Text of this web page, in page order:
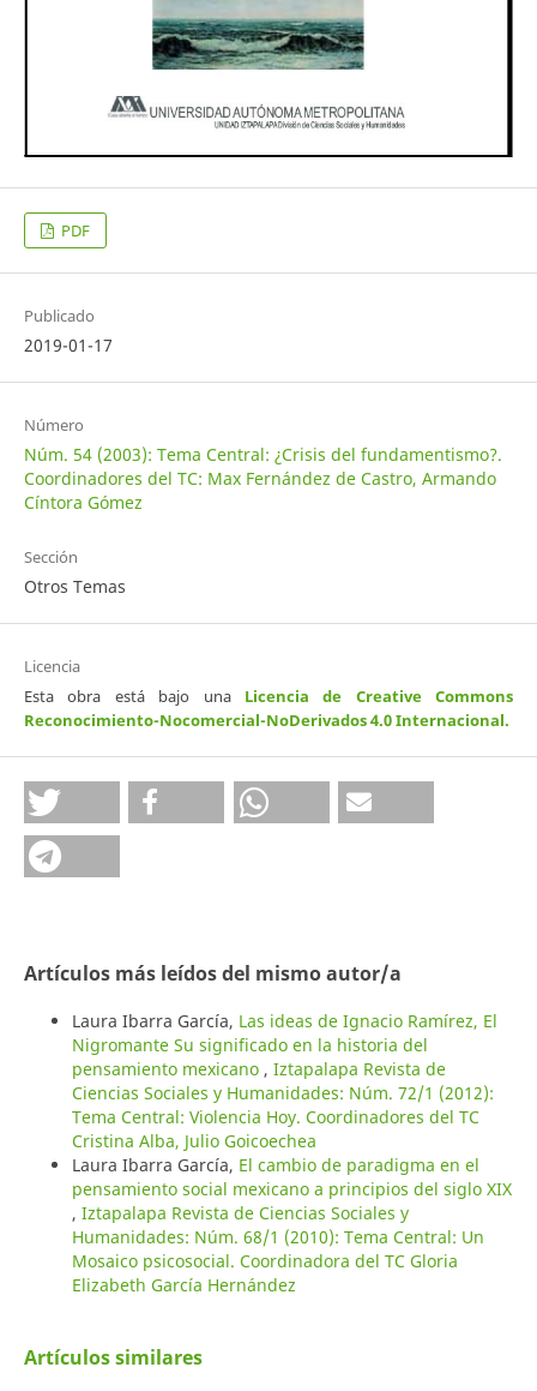
PDF
Publicado
2019-01-17
Número
Núm. 54 (2003): Tema Central: ¿Crisis del fundamentismo?.
Coordinadores del TC: Max Fernández de Castro, Armando
Cíntora Gómez
Sección
Otros Temas
Licencia
Esta obra está bajo una Licencia de Creative Commons
Reconocimiento-Nocomercial-NoDerivados 4.0 Internacional.
Artículos más leídos del mismo autor/a
Laura Ibarra García, Las ideas de Ignacio Ramírez, El
Nigromante Su significado en la historia del
pensamiento mexicano , Iztapalapa Revista de
Ciencias Sociales y Humanidades: Núm. 72/1 (2012):
Tema Central: Violencia Hoy. Coordinadores del TC
Cristina Alba, Julio Goicoechea
Laura Ibarra García, El cambio de paradigma en el
pensamiento social mexicano a principios del siglo XIX
, Iztapalapa Revista de Ciencias Sociales y
Humanidades: Núm. 68/1 (2010): Tema Central: Un
Mosaico psicosocial. Coordinadora del TC Gloria
Elizabeth García Hernández
Artículos similares